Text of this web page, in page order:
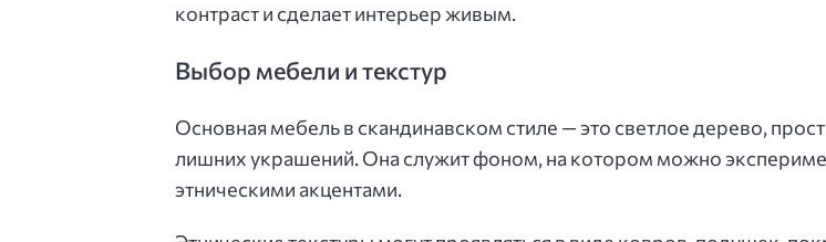
контраст и сделает интерьер живым.
Выбор мебели и текстур
Основная мебель в скандинавском стиле — это светлое дерево,
лишних украшений. Она служит фоном, на котором можно
этническими акцентами.